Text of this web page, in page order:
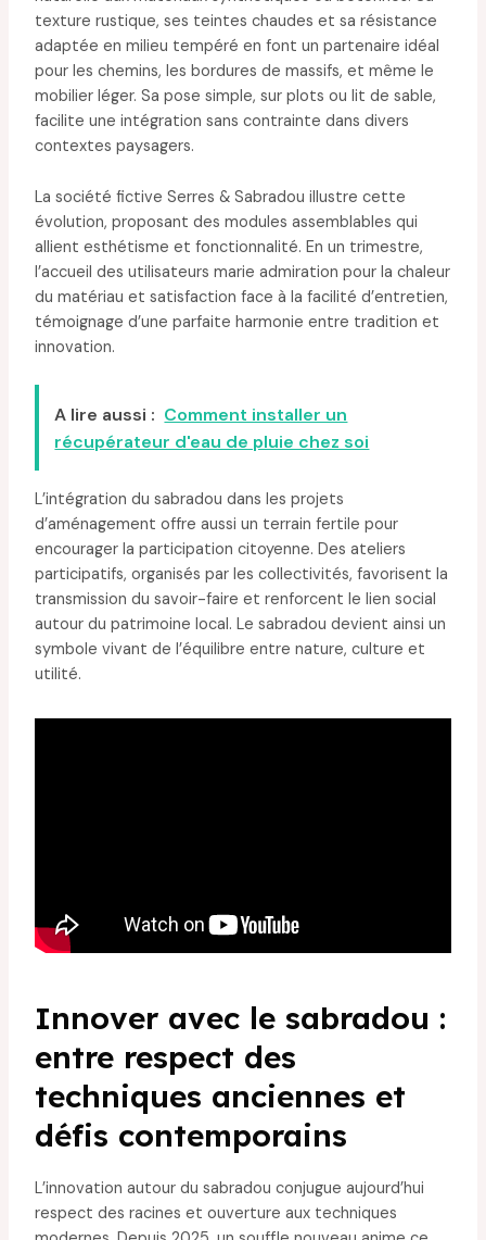
texture rustique, ses teintes chaudes et sa résistance
adaptée en milieu tempéré en font un partenaire idéal
pour les chemins, les bordures de massifs, et même le
mobilier léger. Sa pose simple, sur plots ou lit de sable,
facilite une intégration sans contrainte dans divers
contextes paysagers.
La société fictive Serres & Sabradou illustre cette
évolution, proposant des modules assemblables qui
allient esthétisme et fonctionnalité. En un trimestre,
l’accueil des utilisateurs marie admiration pour la chaleur
du matériau et satisfaction face à la facilité d’entretien,
témoignage d’une parfaite harmonie entre tradition et
innovation.
A lire aussi : Comment installer un
récupérateur d'eau de pluie chez soi
L’intégration du sabradou dans les projets
d’aménagement offre aussi un terrain fertile pour
encourager la participation citoyenne. Des ateliers
participatifs, organisés par les collectivités, favorisent la
transmission du savoir-faire et renforcent le lien social
autour du patrimoine local. Le sabradou devient ainsi un
symbole vivant de l’équilibre entre nature, culture et
utilité.
Innover avec le sabradou :
entre respect des
techniques anciennes et
défis contemporains
L’innovation autour du sabradou conjugue aujourd’hui
respect des racines et ouverture aux techniques